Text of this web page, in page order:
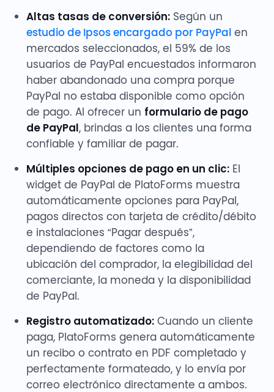
Altas tasas de conversión:Según un
estudio de Ipsos encargado por PayPalen
mercados seleccionados, el 59% de los
usuarios de PayPal encuestados informaron
haber abandonado una compra porque
PayPal no estaba disponible como opción
de pago. Al ofrecer un formulario de pago
de PayPal, brindas a los clientes una forma
confiable y familiar de pagar.
Múltiples opciones de pago en un clic:El
widget de PayPal de PlatoForms muestra
automáticamente opciones para PayPal,
pagos directos con tarjeta de crédito/débito
e instalaciones “Pagar después”,
dependiendo de factores como la
ubicación del comprador, la elegibilidad del
comerciante, la moneda y la disponibilidad
de PayPal.
Registro automatizado:Cuando un cliente
paga, PlatoForms genera automáticamente
un recibo o contrato en PDF completado y
perfectamente formateado, y lo envía por
correo electrónico directamente a ambos.